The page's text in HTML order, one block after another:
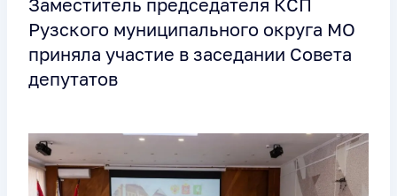
Заместитель председателя КСП
Рузского муниципального округа МО
приняла участие в заседании Совета
депутатов